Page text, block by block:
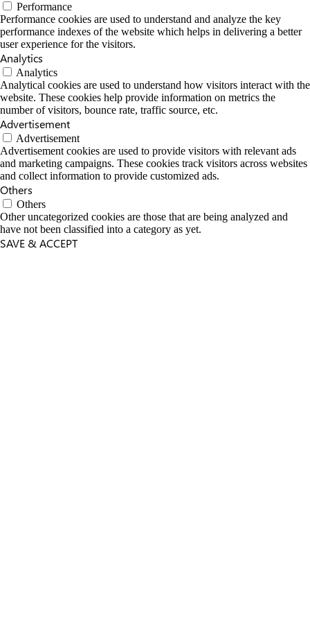
Performance
Performance cookies are used to understand and analyze the key
performance indexes of the website which helps in delivering a better
user experience for the visitors.
Analytics
Analytics
Analytical cookies are used to understand how visitors interact with the
website. These cookies help provide information on metrics the
number of visitors, bounce rate, traffic source, etc.
Advertisement
Advertisement
Advertisement cookies are used to provide visitors with relevant ads
and marketing campaigns. These cookies track visitors across websites
and collect information to provide customized ads.
Others
Others
Other uncategorized cookies are those that are being analyzed and
have not been classified into a category as yet.
SAVE & ACCEPT